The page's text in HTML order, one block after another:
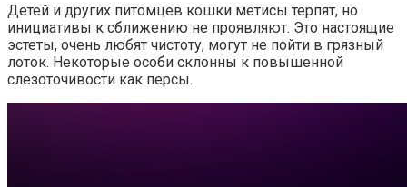
Детей и других питомцев кошки метисы терпят, но
инициативы к сближению не проявляют. Это настоящие
эстеты, очень любят чистоту, могут не пойти в грязный
лоток. Некоторые особи склонны к повышенной
слезоточивости как персы.